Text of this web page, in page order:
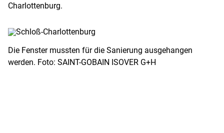
Charlottenburg.
Die Fenster mussten für die Sanierung ausgehangen
werden. Foto: SAINT-GOBAIN ISOVER G+H